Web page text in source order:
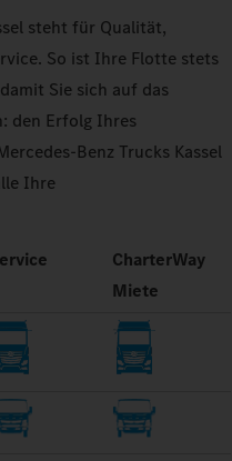
steht für Qualität,
So ist Ihre Flotte stets
Sie sich auf das
den Erfolg Ihres
Benz Trucks Kassel
Ihre
CharterWay
Miete